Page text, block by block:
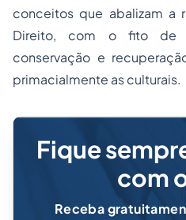
conceitos que abalizam a
Direito, com o fito de
conservação e
primacialmente as culturais.
Fique
com
Receba